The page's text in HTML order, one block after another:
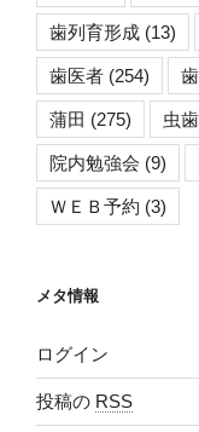
歯列育形成 (13)
歯医者 (254)
蒲田 (275) 虫
院内勉強会 (9)
ＷＥＢ予約 (3)
メタ情報
ログイン
投稿の RSS